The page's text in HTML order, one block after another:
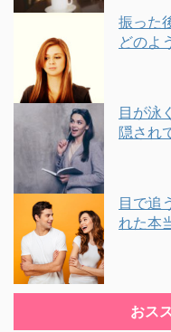
振った
どのよ
目が泳
隠され
目で追
れた本
おス